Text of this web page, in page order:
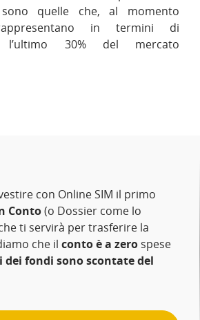
sono quelle che, al momento
rappresentano in termini di
l’ultimo 30% del mercato
con Online SIM il primo
Conto(o Dossier come lo
ti servirà per trasferire la
che il conto è a zero spese
dei fondi sono scontate del